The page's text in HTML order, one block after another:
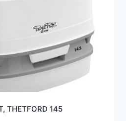
THETFORD 145